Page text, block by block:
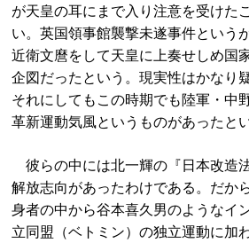
が天皇の耳にまで入り注意を受けた
い。英国領事館襲撃未遂事件という
近衛文麿をして天皇に上奏せしめ国
企図だったという。現実性はかなり
それにしてもこの時期でも陸軍・中
革新運動気風というものがあったと
彼らの中には北一輝の『日本改造
解放志向があったわけである。だか
身者の中から谷本喜久男のようなイ
立同盟（ベトミン）の独立運動に加